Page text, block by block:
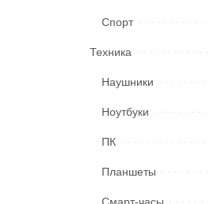
Спорт
Техника
Наушники
Ноутбуки
ПК
Планшеты